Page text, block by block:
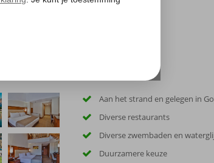
Gratis annuleren*
Aan het strand en gelegen in
Diverse restaurants
Diverse zwembaden en
Duurzamere keuze